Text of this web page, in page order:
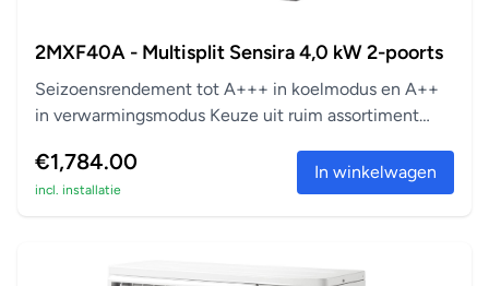
2MXF40A - Multisplit Sensira 4,0 kW 2-poorts
Seizoensrendement tot A+++ in koelmodus en A++
in verwarmingsmodus Keuze uit ruim assortiment
€1,784.00
incl. installatie
In winkelwagen